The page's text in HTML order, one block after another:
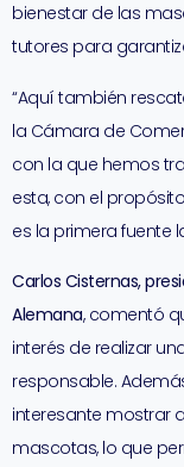
bienestar de las
tutores para
“Aquí también
la Cámara de
con la que hemos
esta, con el
es la primera fuente
Carlos Cisternas,
Alemana, comentó
interés de realizar
responsable.
interesante mostrar
mascotas, lo que